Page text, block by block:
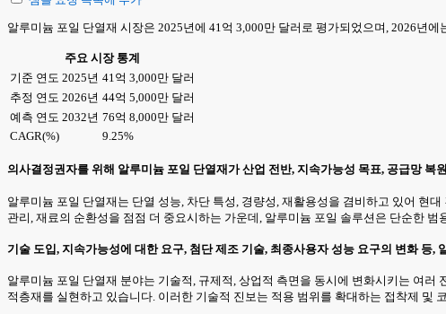
알루미늄 포일 단열재 시장은 2025년에 41억 3,000만 달러로 평가되었으며, 2026년
주요 시장 통계
기준 연도 2025년 41억 3,000만 달러
추정 연도 2026년 44억 5,000만 달러
예측 연도 2032년 76억 8,000만 달러
CAGR(%)
9.25%
의사결정권자를 위해 알루미늄 포일 단열재가 산업 전반, 지속가능성 목표, 공급망
알루미늄 포일 단열재는 단열 성능, 차단 특성, 경량성, 재활용성을 겸비하고 있어 현
관리, 재료의 순환성을 점점 더 중요시하는 가운데, 알루미늄 포일 솔루션은 단순한
기술 도입, 지속가능성에 대한 요구, 첨단 제조 기술, 최종사용자 성능 요구의 변화 등,
알루미늄 포일 단열재 분야는 기술적, 규제적, 상업적 측면을 동시에 변화시키는 여
적층재를 실현하고 있습니다. 이러한 기술적 진보는 적용 범위를 확대하는 접착제